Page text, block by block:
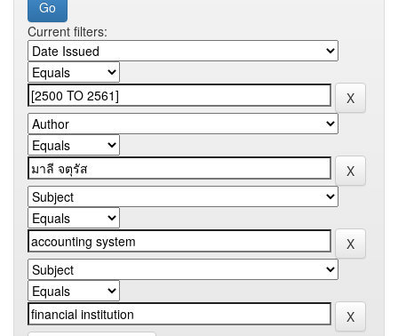
Current filters: